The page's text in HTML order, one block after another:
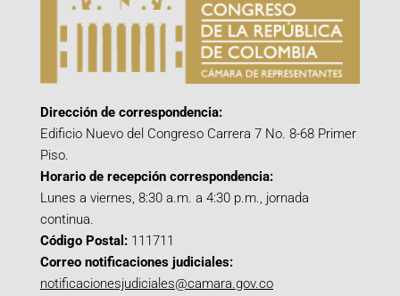
Dirección de correspondencia:
Edificio Nuevo del Congreso Carrera 7 No. 8-68 Primer
Piso.
Horario de recepción correspondencia:
Lunes a viernes, 8:30 a.m. a 4:30 p.m., jornada
continua.
Código Postal: 111711
Correo notificaciones judiciales:
notificacionesjudiciales@camara.gov.co